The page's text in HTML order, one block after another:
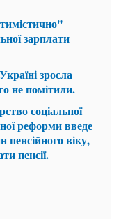
зарплати
зросла
не помітили.
соціальної
реформи введе
пенсійного віку,
пенсії.